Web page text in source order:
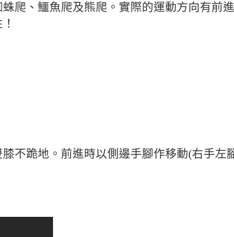
爬、鱷魚爬及熊爬。實際的運動方向有前
不跪地。前進時以側邊手腳作移動(右手